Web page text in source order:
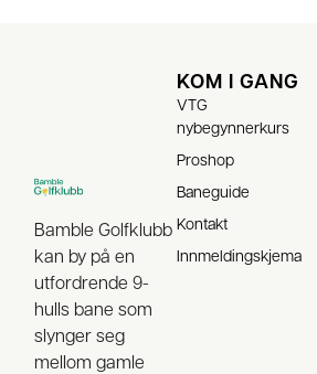
Bamble Golfklubb
kan by på en
utfordrende 9-
hulls bane som
slynger seg
mellom gamle
KOM I GANG
VTG
nybegynnerkurs
Proshop
Baneguide
Kontakt
Innmeldingskjema